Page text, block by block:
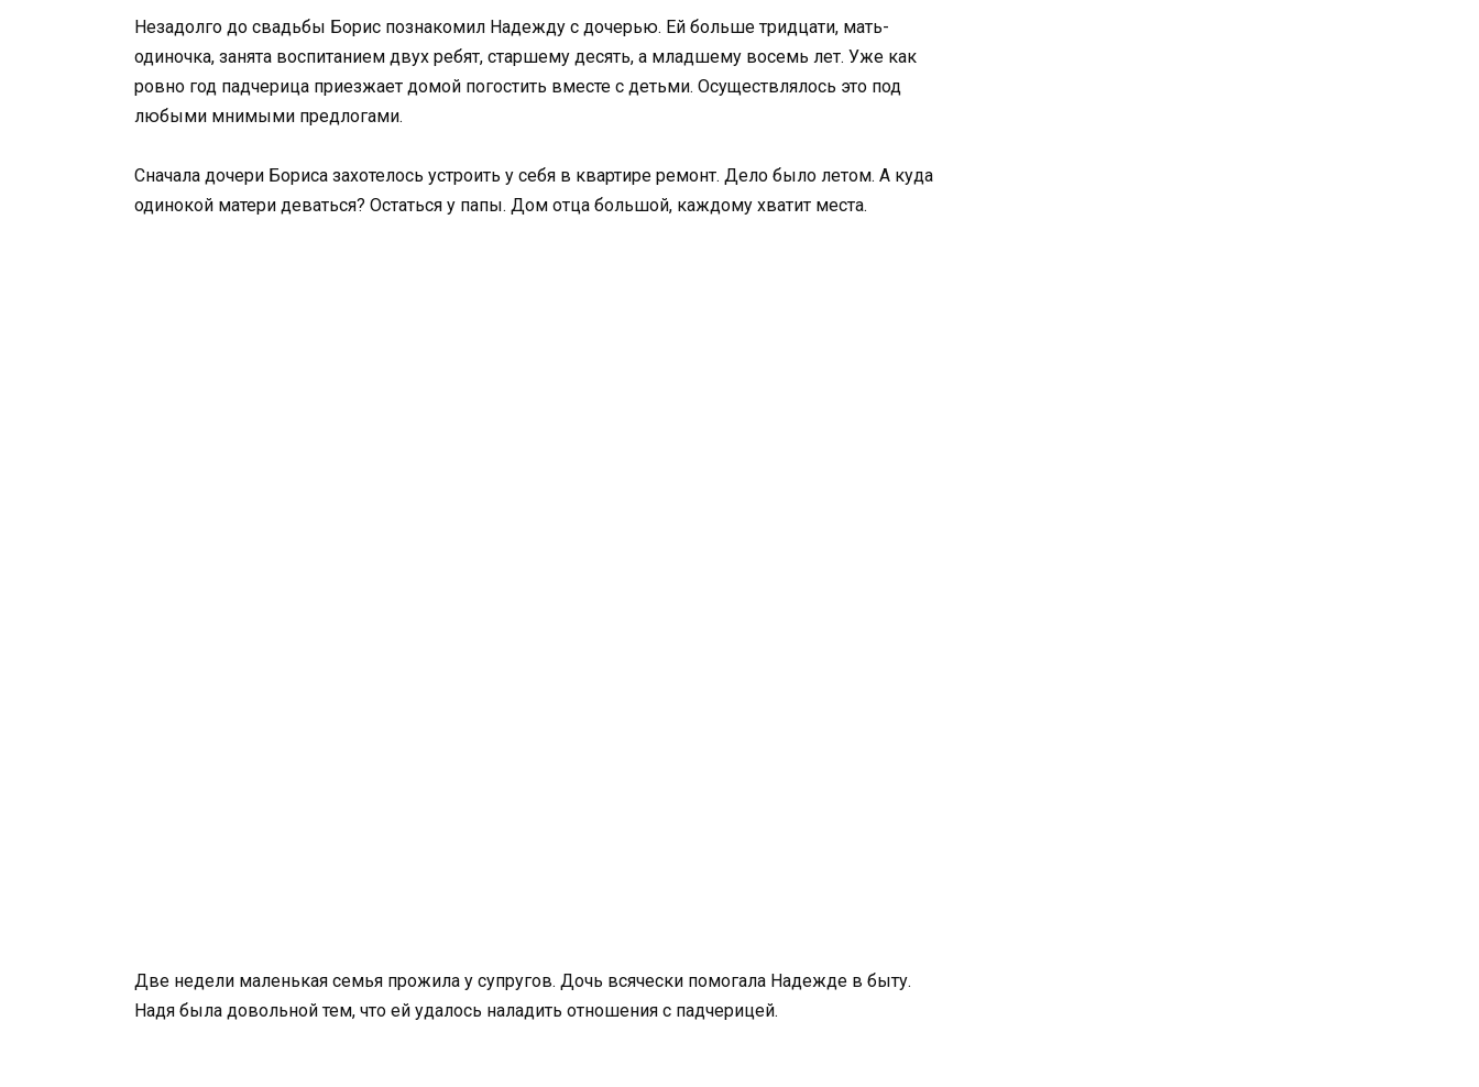
Незадолго до свадьбы Борис познакомил Надежду с дочерью. Ей больше тридцати, мать-
одиночка, занята воспитанием двух ребят, старшему десять, а младшему восемь лет. Уже как
ровно год падчерица приезжает домой погостить вместе с детьми. Осуществлялось это под
любыми мнимыми предлогами.
Сначала дочери Бориса захотелось устроить у себя в квартире ремонт. Дело было летом. А куда
одинокой матери деваться? Остаться у папы. Дом отца большой, каждому хватит места.
Две недели маленькая семья прожила у супругов. Дочь всячески помогала Надежде в быту.
Надя была довольной тем, что ей удалось наладить отношения с падчерицей.